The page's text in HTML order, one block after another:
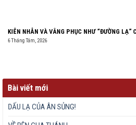
KIÊN NHẪN VÀ VÂNG PHỤC NHƯ “ĐƯỜNG LẠ”
6 Tháng Tám, 2026
Bài viết mới
DẤU LẠ CỦA ÂN SỦNG!